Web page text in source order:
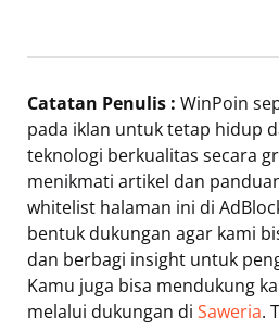
Catatan Penulis : WinPoin
pada iklan untuk tetap hidup
teknologi berkualitas secara
menikmati artikel dan
whitelist halaman ini di
bentuk dukungan agar kami
dan berbagi insight untuk
Kamu juga bisa mendukung
melalui dukungan di Saweria.